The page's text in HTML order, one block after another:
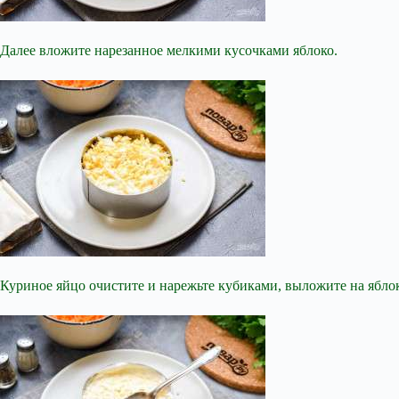
Далее вложите нарезанное мелкими кусочками яблоко.
Куриное яйцо очистите и нарежьте кубиками, выложите на